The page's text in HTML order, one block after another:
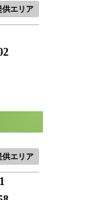
供エリア
供エリア